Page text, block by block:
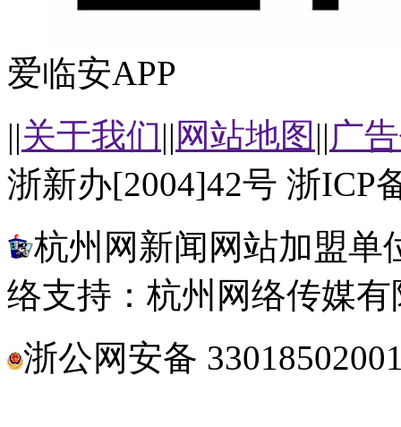
爱临安APP
||关于我们|| 网站地图 ||广
浙新办[2004]42号 浙ICP
杭州网新闻网站加盟单
络支持：杭州网络传媒有
浙公网安备